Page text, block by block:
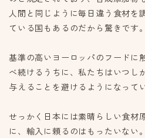
人間と同じように毎日違う食材を
ている国もあるのだから驚きです。
基準の高いヨーロッパのフードに
べ続けるうちに、私たちはいつし
与えることを避けるようになって
せっかく日本には素晴らしい食材
に、輸入に頼るのはもったいない。